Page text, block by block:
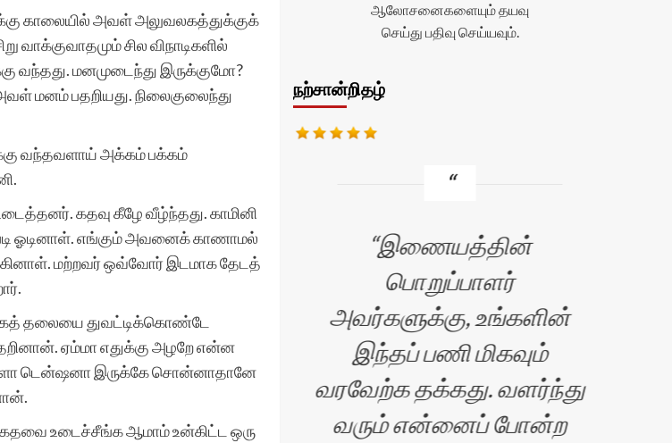
காலையில் அவள் அலுவலகத்துக்குக்
வாக்குவாதமும் சில விநாடிகளில்
வந்தது. மனமுடைந்து இருக்குமோ?
மனம் பதறியது. நிலைகுலைந்து
வந்தவளாய் அக்கம் பக்கம்
கதவு கீழே வீழ்ந்தது. காமினி
ஓடினாள். எங்கும் அவனைக் காணாமல்
மற்றவர் ஒவ்வோர் இடமாக தேடத்
தலையை துவட்டிக்கொண்டே
ஏம்மா எதுக்கு அழறே என்ன
டென்ஷனா இருக்கே சொன்னாதானே
கதவை உடைச்சீங்க ஆமாம் உன்கிட்ட ஒரு
ஆலோசனைகளையும் தயவு
செய்து பதிவு செய்யவும்.
நற்சான்றிதழ்
இந்த தளத்தின் சேவை
சொல்லில்
வளர்ந்து
வரும் எழுத்தாளர்களுக்கு
மிகச் சிறந்த பயிற்சிக்களம்
இந்த தளம்.
இணையத்தின்
பொறுப்பாளர்
அவர்களுக்கு, உங்களின்
இந்தப் பணி மிகவும்
வரவேற்க தக்கது. வளர்ந்து
வரும் என்னைப் போன்ற